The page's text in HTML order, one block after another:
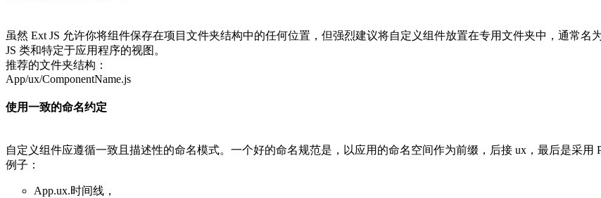
虽然 Ext JS 允许你将组件保存在项目文件夹结构中的任何位置，但强烈建议将自定义组件放置在专用文件夹中，通常
JS 类和特定于应用程序的视图。
推荐的文件夹结构：
App/ux/ComponentName.js
使用一致的命名约定
自定义组件应遵循一致且描述性的命名模式。一个好的命名规范是，以应用的命名空间作为前缀，后接 ux，最后是采用
例子：
App.ux.时间线，